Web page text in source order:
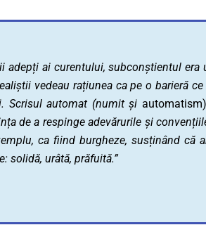
ai curentului, subconștientul
vedeau rațiunea ca pe o barieră
Scrisul automat (numit și automatism)
de a respinge adevărurile și
ca fiind burgheze, susținând că
solidă, urâtă, prăfuită.”